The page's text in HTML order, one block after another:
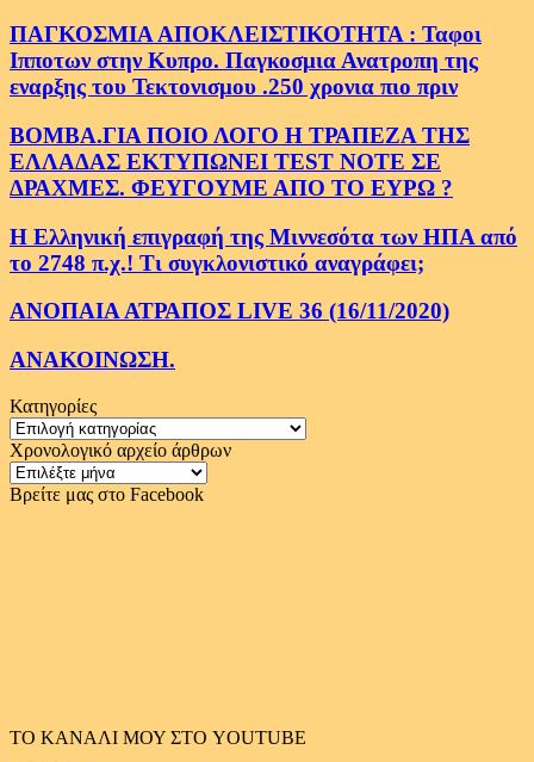
ΠΑΓΚΟΣΜΙΑ ΑΠΟΚΛΕΙΣΤΙΚΟΤΗΤΑ : Ταφοι
Ιπποτων στην Κυπρο. Παγκοσμια Ανατροπη της
εναρξης του Τεκτονισμου .250 χρονια πιο πριν
ΒΟΜΒΑ.ΓΙΑ ΠΟΙΟ ΛΟΓΟ Η ΤΡΑΠΕΖΑ ΤΗΣ
ΕΛΛΑΔΑΣ ΕΚΤΥΠΩΝΕΙ TEST NOTE ΣΕ
ΔΡΑΧΜΕΣ. ΦΕΥΓΟΥΜΕ ΑΠΟ ΤΟ ΕΥΡΩ ?
Η Ελληνική επιγραφή της Μιννεσότα των ΗΠΑ από
το 2748 π.χ.! Τι συγκλονιστικό αναγράφει;
ΑΝΟΠΑΙΑ ΑΤΡΑΠΟΣ LIVE 36 (16/11/2020)
ΑΝΑΚΟΙΝΩΣΗ.
Κατηγορίες
Κατηγορίες
Χρονολογικό αρχείο άρθρων
Χρονολογικό
αρχείο
Βρείτε μας στο Facebook
ΤΟ ΚΑΝΑΛΙ ΜΟΥ ΣΤΟ YOUTUBE